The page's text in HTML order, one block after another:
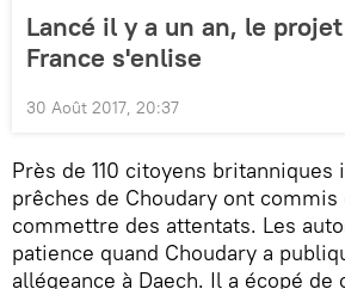
Lancé il y a un an, le
France s'enlise
30 Août 2017, 20:37
Près de 110 citoyens
prêches de Choudary ont
commettre des attentats. Les
patience quand Choudary a
allégeance à Daech. Il a écopé de